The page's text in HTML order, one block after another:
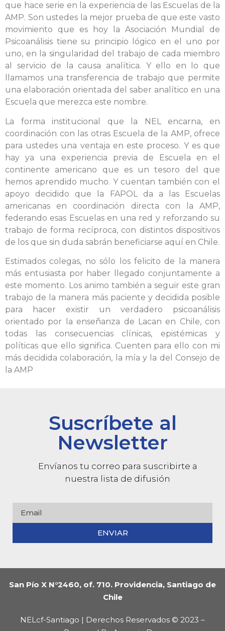
que hace serie en la experiencia de las Escuelas de la
AMP. Son ustedes la mejor prueba de que este vasto
movimiento que es hoy la Asociación Mundial de
Psicoanálisis tiene su principio lógico en el uno por
uno, en la singularidad del trabajo de cada miembro
al servicio de la causa analítica. Y ello en lo que
llamamos una transferencia de trabajo que permite
una elaboración orientada del saber analítico en una
Escuela que merezca este nombre.
La forma institucional que la NEL encarna, en
coordinación con las otras Escuela de la AMP, ofrece
para ustedes una ventaja en este proceso. Y es que
hay ya una experiencia previa de Escuela en el
continente americano que es un tesoro del que
hemos aprendido mucho. Y cuentan también con el
apoyo decidido que la FAPOL da a las Escuelas
americanas en coordinación directa con la AMP,
federando esas Escuelas en una red y reforzando su
trabajo de forma recíproca, con distintos dispositivos
de los que sin duda sabrán beneficiarse aquí en Chile.
Estimados colegas, no sólo los felicito de la manera
más entusiasta por haber llegado conjuntamente a
este momento. Los animo también a seguir este gran
trabajo de la manera más paciente y decidida posible
para hacer existir un verdadero psicoanálisis
orientado por la enseñanza de Lacan en Chile, con
todas las consecuencias clínicas, epistémicas y
políticas que ello significa. Cuenten para ello con mi
más decidida colaboración, la mía y la del Consejo de
la AMP
Suscríbete al
Newsletter
Envíanos tu correo para suscribirte a
nuestra lista de difusión
ENVIAR
San Pío X N°2460, of. 710. Providencia, Santiago de
Chile
NELcf-Santiago | Derechos Reservados © 2023 –